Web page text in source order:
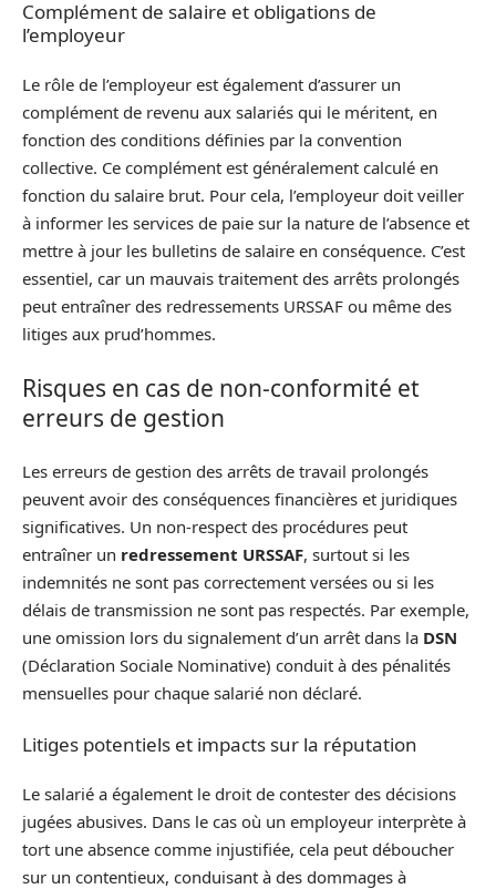
Complément de salaire et obligations de
l’employeur
Le rôle de l’employeur est également d’assurer un
complément de revenu aux salariés qui le méritent, en
fonction des conditions définies par la convention
collective. Ce complément est généralement calculé en
fonction du salaire brut. Pour cela, l’employeur doit veiller
à informer les services de paie sur la nature de l’absence et
mettre à jour les bulletins de salaire en conséquence. C’est
essentiel, car un mauvais traitement des arrêts prolongés
peut entraîner des redressements URSSAF ou même des
litiges aux prud’hommes.
Risques en cas de non-conformité et
erreurs de gestion
Les erreurs de gestion des arrêts de travail prolongés
peuvent avoir des conséquences financières et juridiques
significatives. Un non-respect des procédures peut
entraîner un redressement URSSAF, surtout si les
indemnités ne sont pas correctement versées ou si les
délais de transmission ne sont pas respectés. Par exemple,
une omission lors du signalement d’un arrêt dans la DSN
(Déclaration Sociale Nominative) conduit à des pénalités
mensuelles pour chaque salarié non déclaré.
Litiges potentiels et impacts sur la réputation
Le salarié a également le droit de contester des décisions
jugées abusives. Dans le cas où un employeur interprète à
tort une absence comme injustifiée, cela peut déboucher
sur un contentieux, conduisant à des dommages à